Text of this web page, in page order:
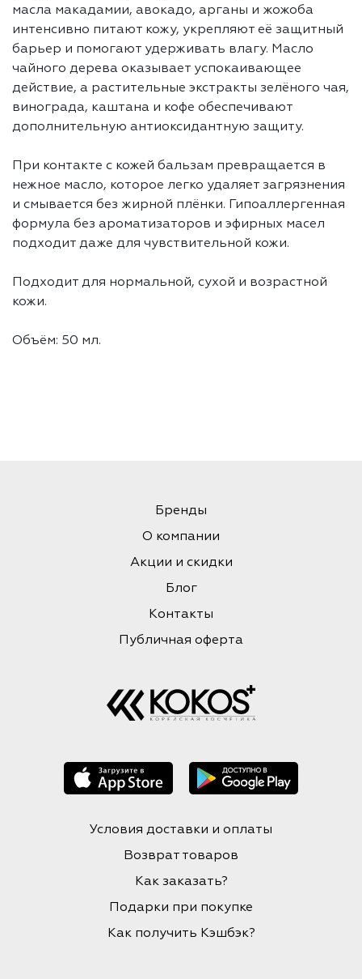
масла макадамии, авокадо, арганы и жожоба
интенсивно питают кожу, укрепляют её защитный
барьер и помогают удерживать влагу. Масло
чайного дерева оказывает успокаивающее
действие, а растительные экстракты зелёного чая,
винограда, каштана и кофе обеспечивают
дополнительную антиоксидантную защиту.
При контакте с кожей бальзам превращается в
нежное масло, которое легко удаляет загрязнения
и смывается без жирной плёнки. Гипоаллергенная
формула без ароматизаторов и эфирных масел
подходит даже для чувствительной кожи.
Подходит для нормальной, сухой и возрастной
кожи.
Объём: 50 мл.
Бренды
О компании
Акции и скидки
Блог
Контакты
Публичная оферта
Условия доставки и оплаты
Возврат товаров
Как заказать?
Подарки при покупке
Как получить Кэшбэк?